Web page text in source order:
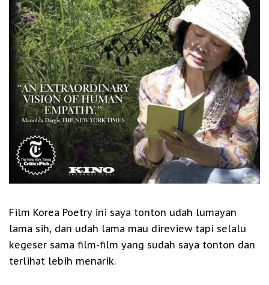
Film Korea Poetry ini saya tonton udah lumayan
lama sih, dan udah lama mau direview tapi selalu
kegeser sama film-film yang sudah saya tonton dan
terlihat lebih menarik.